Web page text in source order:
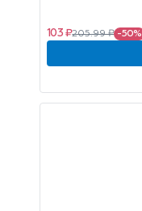
103 ₽205.99 ₽ -50%